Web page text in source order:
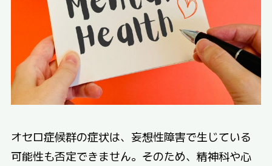
オセロ症候群の症状は、妄想性障害で生じている
可能性も否定できません。そのため、精神科や心